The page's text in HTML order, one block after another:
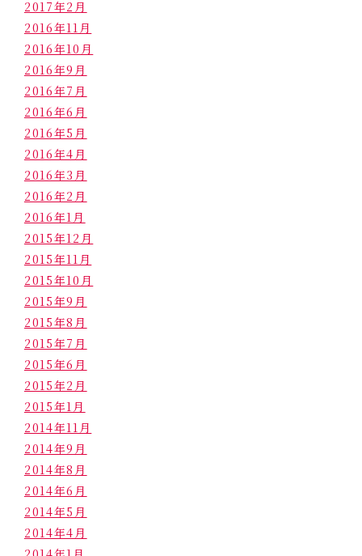
2017年2月
2016年11月
2016年10月
2016年9月
2016年7月
2016年6月
2016年5月
2016年4月
2016年3月
2016年2月
2016年1月
2015年12月
2015年11月
2015年10月
2015年9月
2015年8月
2015年7月
2015年6月
2015年2月
2015年1月
2014年11月
2014年9月
2014年8月
2014年6月
2014年5月
2014年4月